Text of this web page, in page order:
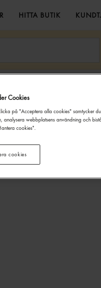
HITTA BUTIK
Cookies
på "Acceptera alla cookies" samtycker
analysera webbplatsens användning och
cookies".
cookies
Godkänn Ålder
Denna webbsida innehåller
och besök på denna